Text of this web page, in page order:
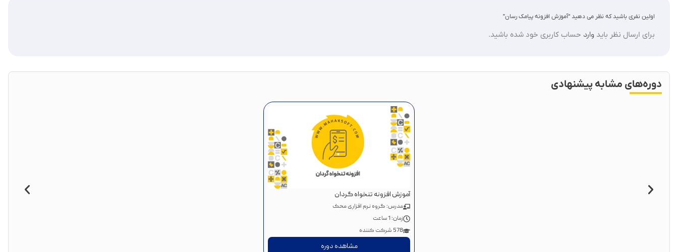
اولین نفری باشید که نظر می دهید “آموزش افزونه پیامک رسان”
برای ارسال نظر باید وارد حساب کاربری خود شده باشید.
دوره‌های مشابه پیشنهادی
آموزش افزونه تنخواه گردان
مدرس: گروه نرم افزاری محک
زمان:1 ساعت
578 شرکت کننده
مشاهده دوره